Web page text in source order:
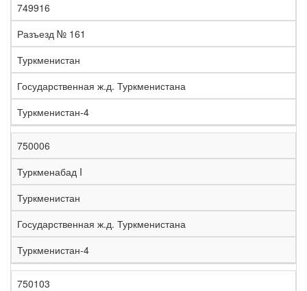
749916
Разъезд № 161
Туркменистан
Государственная ж.д. Туркменистана
Туркменистан-4
750006
Туркменабад I
Туркменистан
Государственная ж.д. Туркменистана
Туркменистан-4
750103